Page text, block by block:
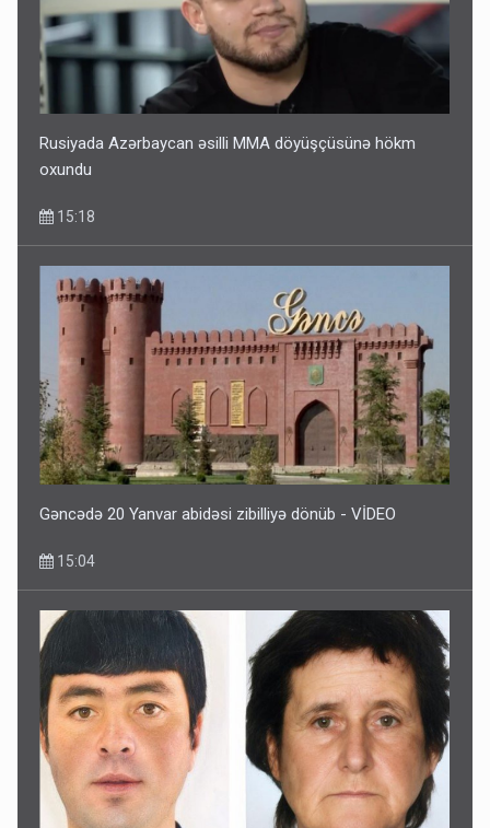
Rusiyada Azərbaycan əsilli MMA döyüşçüsünə hökm
oxundu
15:18
Gəncədə 20 Yanvar abidəsi zibilliyə dönüb - VİDEO
15:04